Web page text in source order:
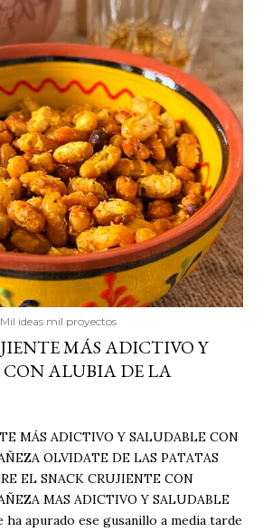
ideas mil proyectos
MÁS ADICTIVO Y
ALUBIA DE LA
MÁS ADICTIVO Y SALUDABLE CON
OLVIDATE DE LAS PATATAS
EL SNACK CRUJIENTE CON
MAS ADICTIVO Y SALUDABLE
ha apurado ese gusanillo a media tarde